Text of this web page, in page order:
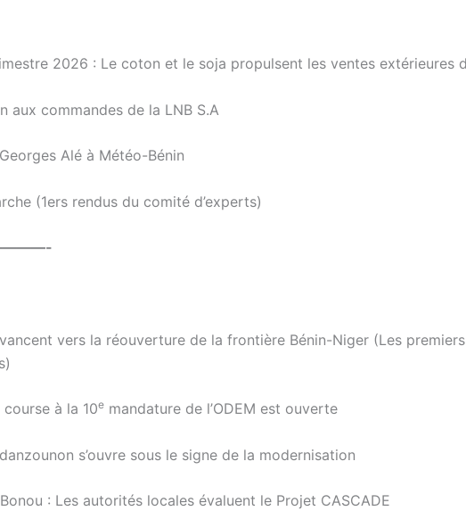
2026 : Le coton et le soja propulsent les ventes extérieures
aux commandes de la LNB S.A
Alé à Météo-Bénin
(1ers rendus du comité d’experts)
vers la réouverture de la frontière Bénin-Niger (Les premiers
à la 10e mandature de l’ODEM est ouverte
s’ouvre sous le signe de la modernisation
: Les autorités locales évaluent le Projet CASCADE